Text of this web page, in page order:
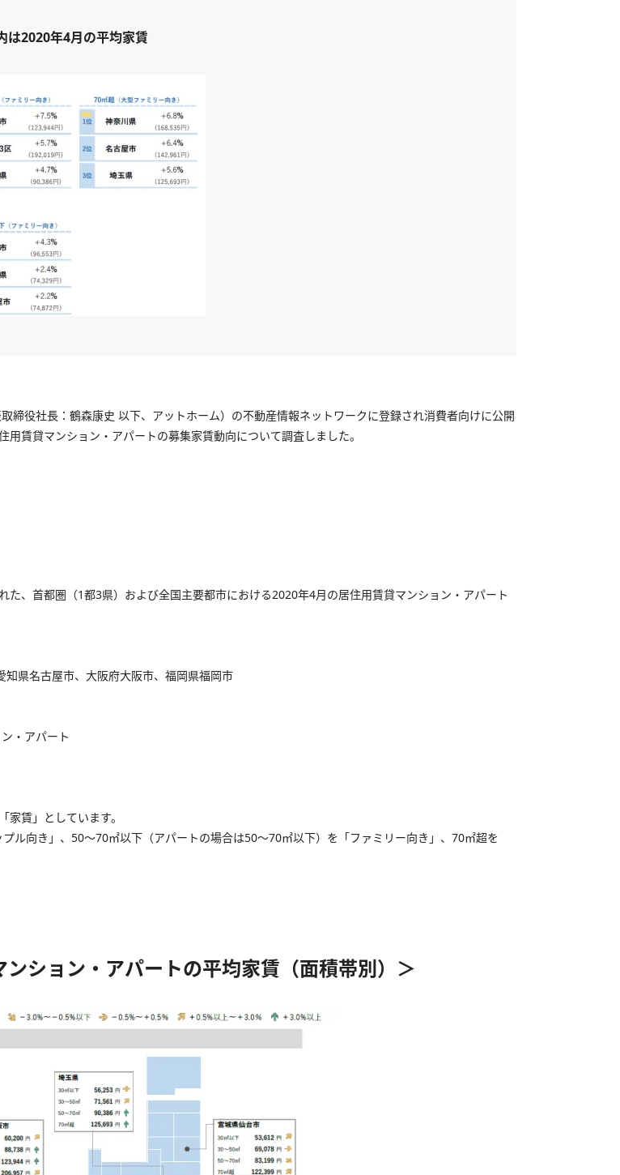
は2020年4月の平均家賃
締役社長：鶴森康史 以下、アットホーム）の不動産情報ネットワークに登録され消費者向けに公開
賃貸マンション・アパートの募集家賃動向について調査しました。
、首都圏（1都3県）および全国主要都市における2020年4月の居住用賃貸マンション・アパート
県名古屋市、大阪府大阪市、福岡県福岡市
・アパート
賃」としています。
ル向き」、50～70㎡以下（アパートの場合は50～70㎡以下）を「ファミリー向き」、70㎡超を
ション・アパートの平均家賃（面積帯別）＞